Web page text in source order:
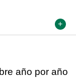
año por año